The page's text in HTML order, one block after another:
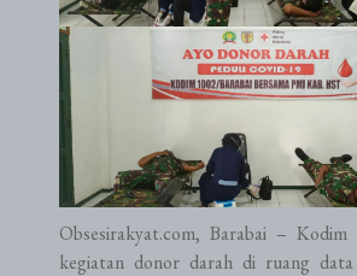
Obsesirakyat.com, Barabai –
kegiatan donor darah di ruang